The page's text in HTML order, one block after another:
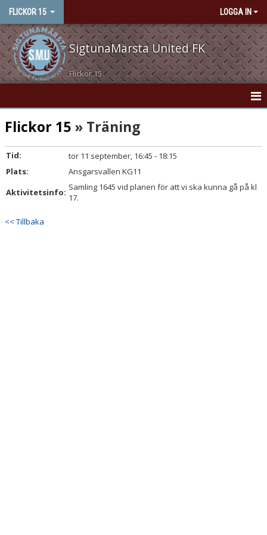
FLICKOR 15 LOGGA IN
SigtunaMärsta United FK
Flickor 15
HEM
NYHETER
KONTAKT
KALENDER
MATCHER
Flickor 15 » Träning
Tid:
tor 11 september, 16:45 - 18:15
Plats:
Ansgarsvallen KG11
Aktivitetsinfo: Samling 1645 vid planen för att vi ska kunna gå på kl
17.
<< Tillbaka